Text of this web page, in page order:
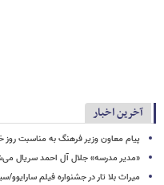
آخرین اخبار
پیام معاون وزیر فرهنگ به مناسبت روز
«مدیر مدرسه» جلال آل احمد سریال
میراث بلا تار در جشنواره فیلم